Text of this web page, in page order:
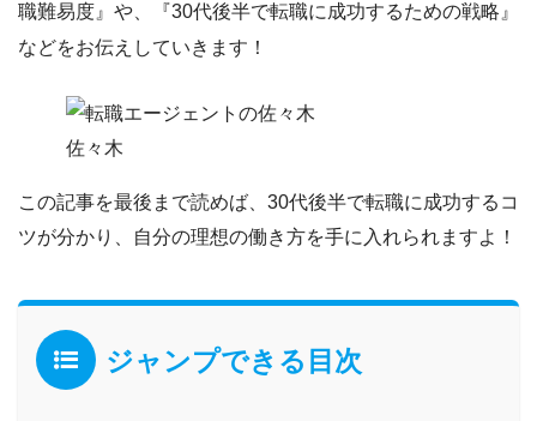
職難易度』 や、
『30代後半で転職に成功するための戦略』
などをお伝えしていきます！
佐々木
この記事を最後まで読めば、30代後半で転職に成功するコ
ツが分かり、自分の理想の働き方を手に入れられますよ！
ジャンプできる目次